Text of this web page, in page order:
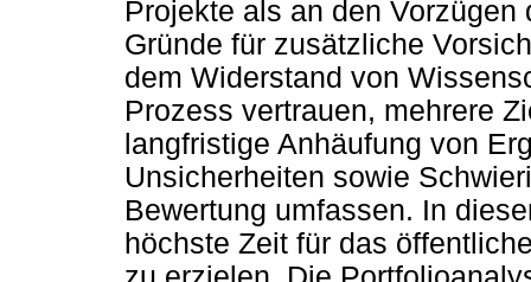
Projekte als an den
Gründe für zusätzliche
dem Widerstand von
Prozess vertrauen, mehrere
langfristige Anhäufung von
Unsicherheiten sowie
Bewertung umfassen. In
höchste Zeit für das